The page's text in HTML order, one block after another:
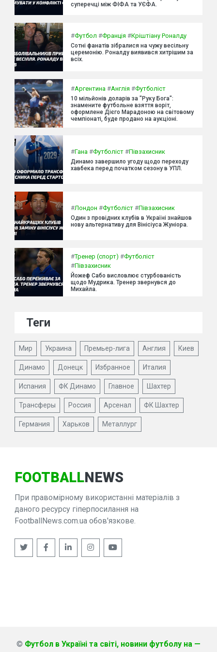
суперечці між ФІФА та УЄФА.
#Футбол #Франція #Кріштіану Роналду
Сотні фанатів зібралися на чужу весільну
церемонію. Роналду виявився хитрішим за
всіх.
#Аргентина #Англія #Футболіст
10 мільйонів доларів за "Руку Бога":
знамените футбольне взяття воріт,
оформлене Дієго Марадоною на світовому
чемпіонаті, буде продано на аукціоні.
#Гана #Футболіст #Півзахисник
Динамо завершило угоду щодо переходу
хавбека перед початком сезону в УПЛ.
#Лондон #Футболіст #Півзахисник
Один з провідних клубів в Україні знайшов
нову альтернативу для Вінісіуса Жуніора.
#Тренер (спорт) #Футболіст
#Півзахисник
Йожеф Сабо висловлює стурбованість
щодо Мудрика. Тренер звернувся до
Михайла.
Теги
Мир Украина Премьер-лига Англия Киев
Динамо Донецк Избранное Италия
Испания ФК Динамо Главное Шахтер
Трансферы Россия Арсенал ФК Шахтер
Германия Харьков Металлург
FOOTBALLNEWS
При правомірному використанні матеріалів з
даного ресурсу гіперпосилання на
FootballNews.com.ua обов'язкове.
© Футбол в Україні та світі, новини футболу на —